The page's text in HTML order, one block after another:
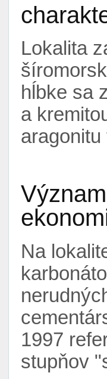
Lokalita
hĺbke sa
a
Na
1997
stupňov